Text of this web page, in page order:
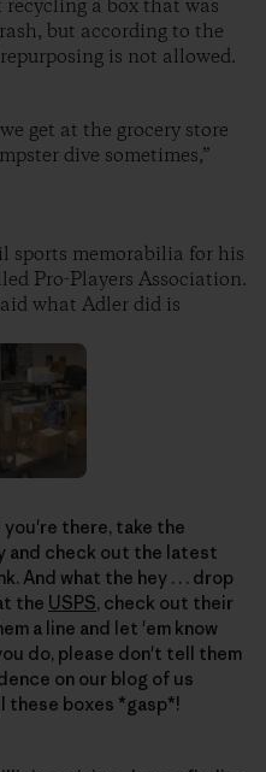
recycling a box that was
but according to the
is not allowed.
get at the grocery store
dive sometimes,”
sports memorabilia for his
Pro-Players Association.
what Adler did is
you're there, take the
and check out the latest
And what the hey . . . drop
the USPS, check out their
a line and let 'em know
do, please don't tell them
on our blog of us
these boxes *gasp*!